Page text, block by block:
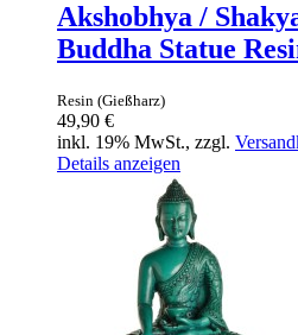
Akshobhya /
Buddha Statue
Resin (Gießharz)
49,90 €
inkl. 19% MwSt., zzgl.
Details anzeigen